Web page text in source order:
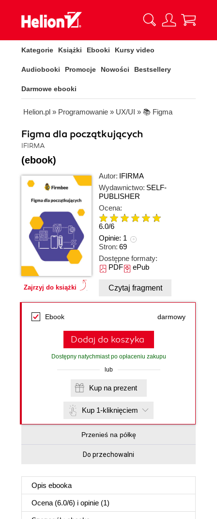
Kategorie Książki Ebooki Kursy video
Audiobooki Promocje Nowości Bestsellery
Darmowe ebooki
Helion.pl » Programowanie » UX/UI » 📚 Figma
Figma dla początkujących
IFIRMA
(ebook)
Zajrzyj do książki
Autor: IFIRMA
Wydawnictwo: SELF-
PUBLISHER
Ocena:
6.0/6
Opinie: 1
Stron: 69
Dostępne formaty:
PDFePub
Czytaj fragment
Ebook darmowy
Dodaj do koszyka
Dostępny natychmiast po opłaceniu zakupu
lub
Kup na prezent
Kup 1-kliknięciem
Przenieś na półkę
Do przechowalni
Opis ebooka
Ocena (6.0/6) i opinie (1)